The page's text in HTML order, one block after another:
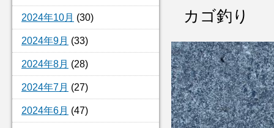
2024年10月 (30)
2024年9月 (33)
2024年8月 (28)
2024年7月 (27)
2024年6月 (47)
カゴ釣り